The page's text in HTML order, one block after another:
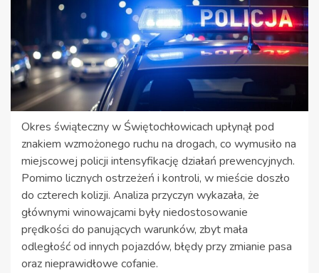
Okres świąteczny w Świętochłowicach upłynął pod
znakiem wzmożonego ruchu na drogach, co wymusiło na
miejscowej policji intensyfikację działań prewencyjnych.
Pomimo licznych ostrzeżeń i kontroli, w mieście doszło
do czterech kolizji. Analiza przyczyn wykazała, że
głównymi winowajcami były niedostosowanie
prędkości do panujących warunków, zbyt mała
odległość od innych pojazdów, błędy przy zmianie pasa
oraz nieprawidłowe cofanie.